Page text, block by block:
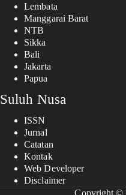
Lembata
Manggarai Barat
NTB
Sikka
Bali
Jakarta
Papua
Suluh Nusa
ISSN
Jurnal
Catatan
Kontak
Web Developer
Disclaimer
Copyright ©